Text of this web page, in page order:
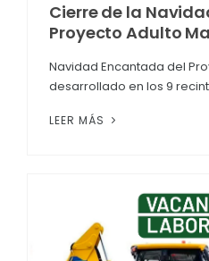
Cierre de la
Proyecto Adulto
Navidad Encantada del
desarrollado en los 9
LEER MÁS